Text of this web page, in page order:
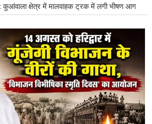
क्षेत्र में मालवाहक ट्रक में लगी भीषण आग